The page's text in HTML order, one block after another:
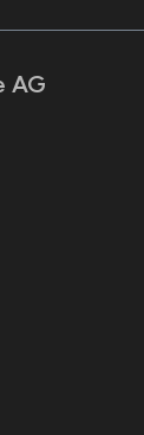
AG